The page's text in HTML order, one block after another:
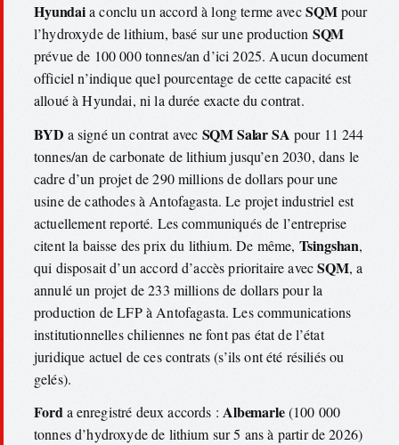
Hyundaia conclu un accord à long terme avecSQMpour
l’hydroxyde de lithium, basé sur une production SQM
prévue de 100 000 tonnes/an d’ici 2025. Aucun document
officiel n’indique quel pourcentage de cette capacité est
alloué à Hyundai, ni la durée exacte du contrat.
BYD a signé un contrat avec SQM Salar SA pour 11 244
tonnes/an de carbonate de lithium jusqu’en 2030, dans le
cadre d’un projet de 290 millions de dollars pour une
usine de cathodes à Antofagasta. Le projet industriel est
actuellement reporté. Les communiqués de l’entreprise
citent la baisse des prix du lithium. De même, Tsingshan,
qui disposait d’un accord d’accès prioritaire avecSQM, a
annulé un projet de 233 millions de dollars pour la
production de LFP à Antofagasta. Les communications
institutionnelles chiliennes ne font pas état de l’état
juridique actuel de ces contrats (s’ils ont été résiliés ou
gelés).
Ford a enregistré deux accords : Albemarle(100 000
tonnes d’hydroxyde de lithium sur 5 ans à partir de 2026)